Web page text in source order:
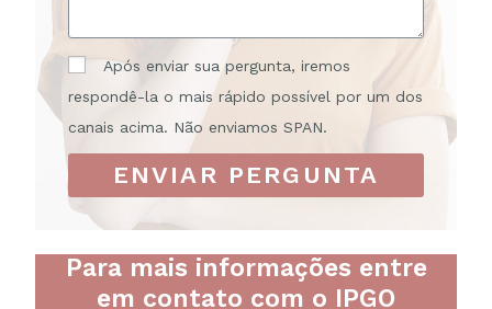
Após enviar sua pergunta, iremos
respondê-la o mais rápido possível por um dos
canais acima. Não enviamos SPAN.
ENVIAR PERGUNTA
Para mais informações entre
em contato com o IPGO